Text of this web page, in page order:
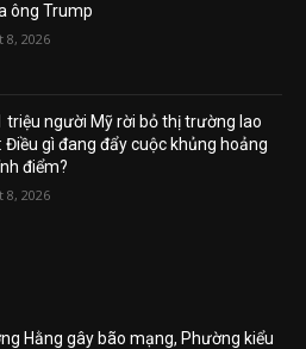
ông Trump
8, 2026
triệu người Mỹ rời bỏ thị trường lao
Điều gì đang đẩy cuộc khủng hoảng
điểm?
8, 2026
Hằng gây bão mạng, Phường kiểu